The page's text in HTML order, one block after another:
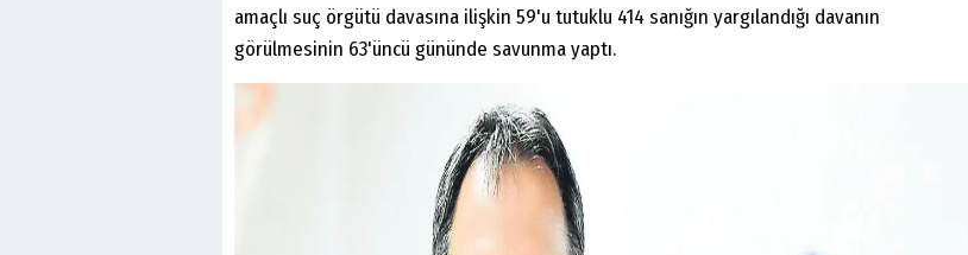
amaçlı suç örgütü davasına ilişkin 59'u tutuklu 414 sanığın yargılandığı davanın
görülmesinin 63'üncü gününde savunma yaptı.